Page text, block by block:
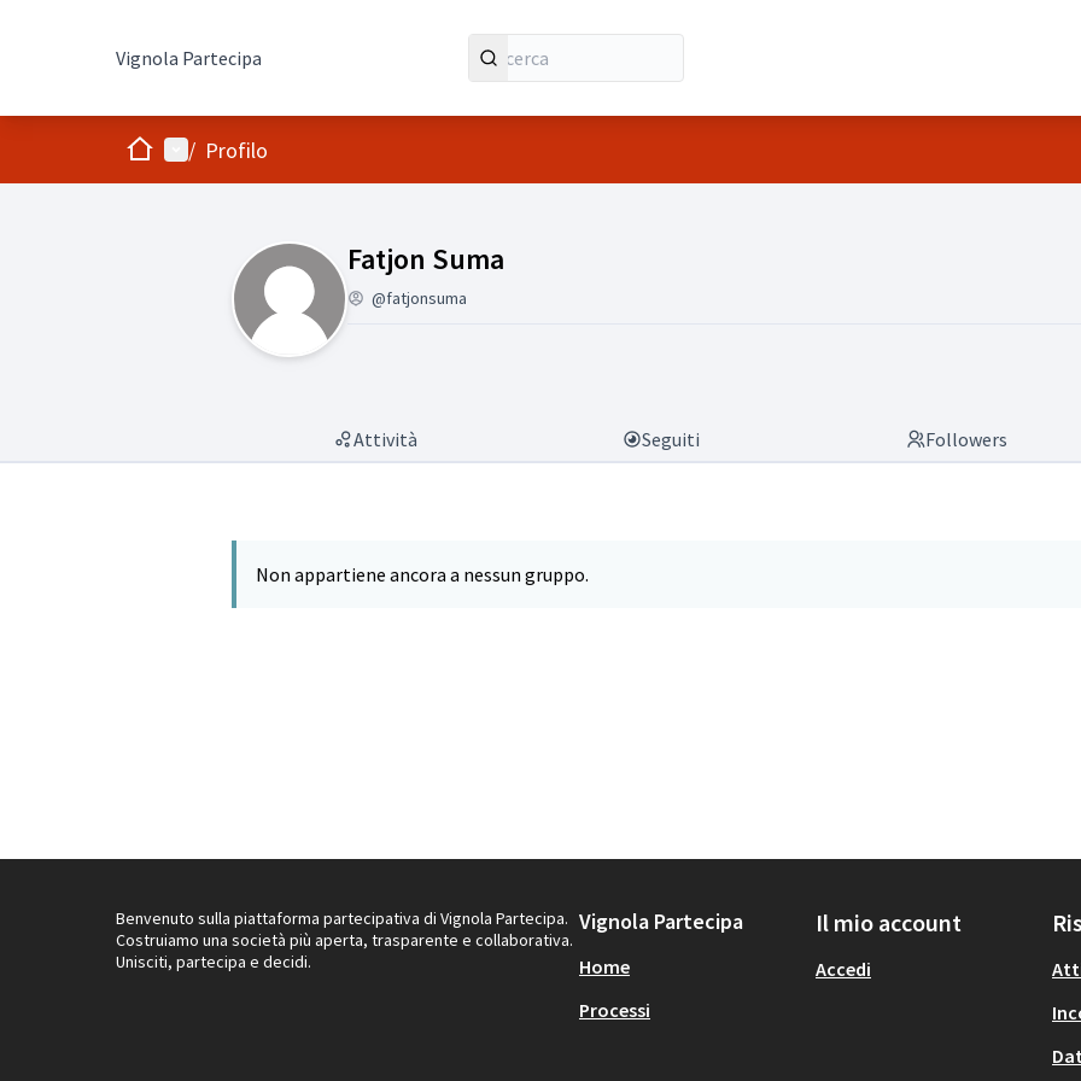
Vignola Partecipa
HomeMenù principale
/ Profilo
Fatjon Suma
(Fatjon Suma)
@fatjonsuma
Attività Seguiti Followers
Non appartiene ancora a nessun gruppo.
Benvenuto sulla piattaforma partecipativa di Vignola Partecipa.
Costruiamo una società più aperta, trasparente e collaborativa.
Unisciti, partecipa e decidi.
Vignola Partecipa
Home
Processi
Il mio account
Accedi